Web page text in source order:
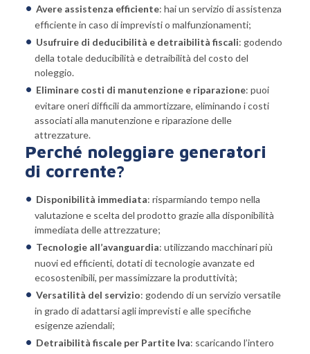
Avere assistenza efficiente: hai un servizio di assistenza
efficiente in caso di imprevisti o malfunzionamenti;
Usufruire di deducibilità e detraibilità fiscali: godendo
della totale deducibilità e detraibilità del costo del
noleggio.
Eliminare costi di manutenzione e riparazione: puoi
evitare oneri difficili da ammortizzare, eliminando i costi
associati alla manutenzione e riparazione delle
attrezzature.
Perché noleggiare generatori
di corrente?
Disponibilità immediata: risparmiando tempo nella
valutazione e scelta del prodotto grazie alla disponibilità
immediata delle attrezzature;
Tecnologie all’avanguardia: utilizzando macchinari più
nuovi ed efficienti, dotati di tecnologie avanzate ed
ecosostenibili, per massimizzare la produttività;
Versatilità del servizio: godendo di un servizio versatile
in grado di adattarsi agli imprevisti e alle specifiche
esigenze aziendali;
Detraibilità fiscale per Partite Iva: scaricando l’intero